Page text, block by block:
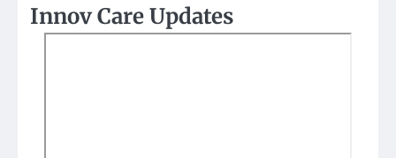
Innov Care Updates